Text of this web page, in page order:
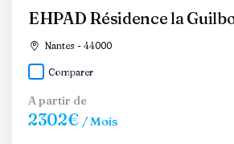
EHPAD Résidence la
Nantes - 44000
Comparer
A partir de
2302€ / Mois